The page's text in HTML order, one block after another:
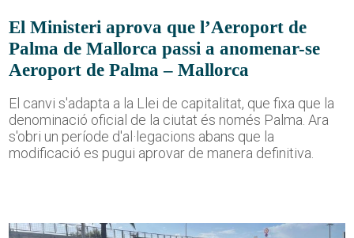
El Ministeri aprova que l’Aeroport de
Palma de Mallorca passi a anomenar-se
Aeroport de Palma – Mallorca
El canvi s'adapta a la Llei de capitalitat, que fixa que la
denominació oficial de la ciutat és només Palma. Ara
s'obri un període d'al·legacions abans que la
modificació es pugui aprovar de manera definitiva.